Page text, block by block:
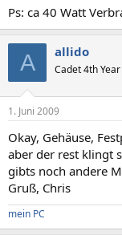
Ps: ca 40 Watt
A allido
Cadet 4th Year
1. Juni 2009
Okay, Gehäuse,
aber der rest klingt
gibts noch andere
Gruß, Chris
mein PC